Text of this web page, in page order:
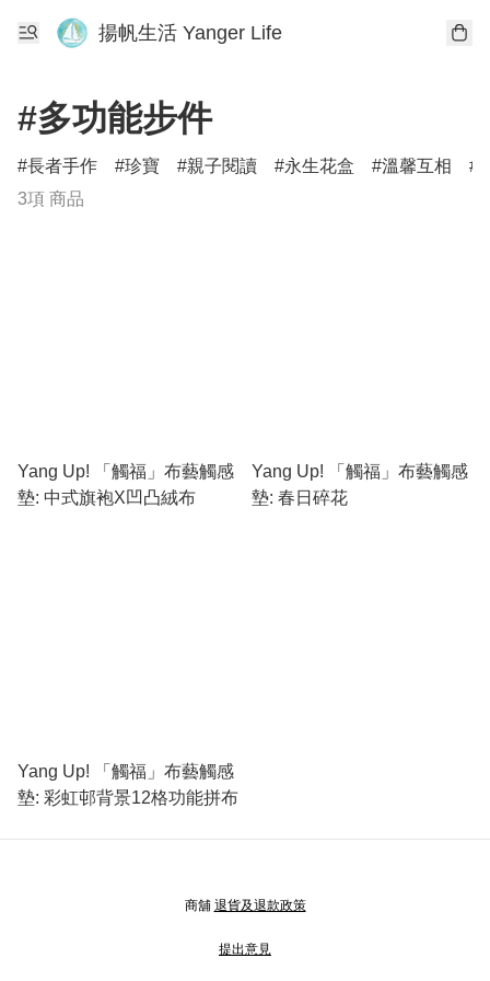
揚帆生活 Yanger Life
#多功能步件
長者手作 珍寶 親子閱讀 永生花盒 溫馨互相
3項 商品
Yang Up! 「觸福」布藝觸感
墊: 中式旗袍X凹凸絨布
Yang Up! 「觸福」布藝觸感
墊: 春日碎花
Yang Up! 「觸福」布藝觸感
墊: 彩虹邨背景12格功能拼布
商舖 退貨及退款政策
提出意見